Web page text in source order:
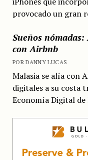
provocado un gran
Sueños
con Airbnb
POR DANNY LUCAS
Malasia se alía con
digitales a su costa
Economía Digital de